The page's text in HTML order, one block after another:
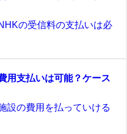
の受信料の支払いは必
用支払いは可能？ケース
設の費用を払っていける